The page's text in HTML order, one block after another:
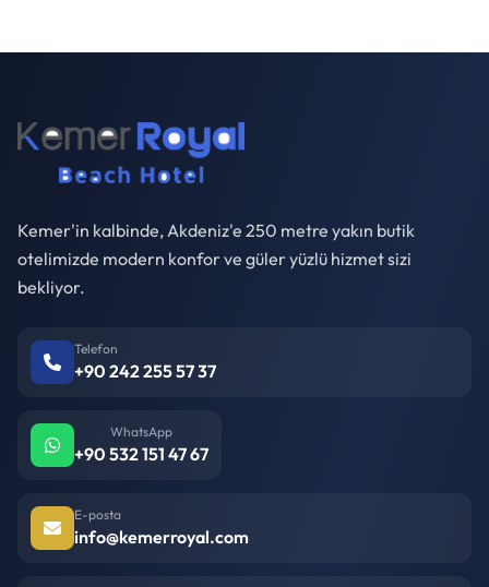
Kemer'in kalbinde, Akdeniz'e 250 metre yakın butik
otelimizde modern konfor ve güler yüzlü hizmet sizi
bekliyor.
Telefon
+90 242 255 57 37
WhatsApp
+90 532 151 47 67
E-posta
info@kemerroyal.com